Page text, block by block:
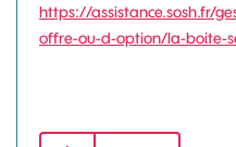
https://assistance.sosh.fr/
offre-ou-d-option/la-boite-